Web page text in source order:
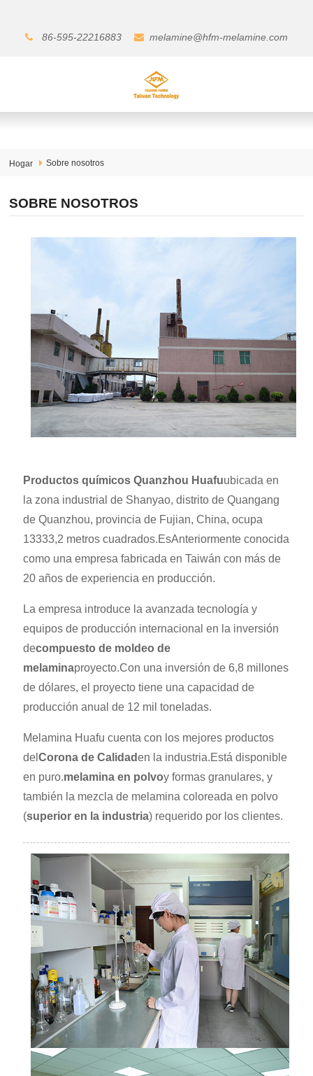
86-595-22216883 melamine@hfm-melamine.com
Hogar Sobre nosotros
SOBRE NOSOTROS
Productos químicos Quanzhou Huafuubicada en
la zona industrial de Shanyao, distrito de Quangang
de Quanzhou, provincia de Fujian, China, ocupa
13333,2 metros cuadrados.EsAnteriormente conocida
como una empresa fabricada en Taiwán con más de
20 años de experiencia en producción.
La empresa introduce la avanzada tecnología y
equipos de producción internacional en la inversión
decompuesto de moldeo de
melaminaproyecto.Con una inversión de 6,8 millones
de dólares, el proyecto tiene una capacidad de
producción anual de 12 mil toneladas.
Melamina Huafu cuenta con los mejores productos
delCorona de Calidaden la industria.Está disponible
en puro.melamina en polvoy formas granulares, y
también la mezcla de melamina coloreada en polvo
(superior en la industria) requerido por los clientes.